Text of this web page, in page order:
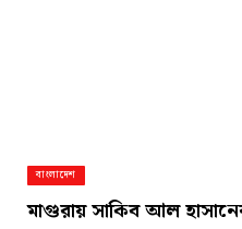
বাংলাদেশ
মাগুরায় সাকিব আল